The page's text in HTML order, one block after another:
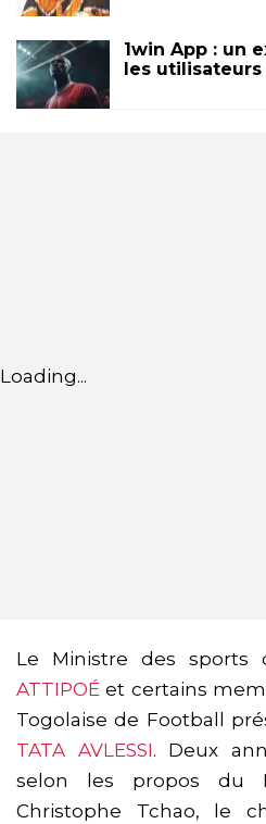
1win App : un
les utilisateurs
Loading...
Le Ministre des sports
ATTIPOÉ et certains
Togolaise de Football
TATA AVLESSI. Deux
selon les propos du
Christophe Tchao, le